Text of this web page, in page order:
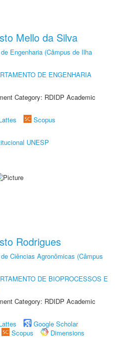
Mello da Silva
Engenharia (Câmpus de Ilha
DE ENGENHARIA
Category: RDIDP Academic
Scopus
UNESP
Rodrigues
Ciências Agronômicas (Câmpus
DE BIOPROCESSOS E
Category: RDIDP Academic
Google Scholar
Scopus
Dimensions